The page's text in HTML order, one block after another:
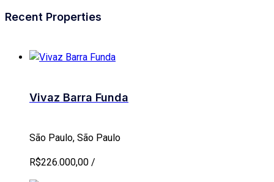
Recent Properties
Vivaz Barra Funda
São Paulo, São Paulo
R$226.000,00 /